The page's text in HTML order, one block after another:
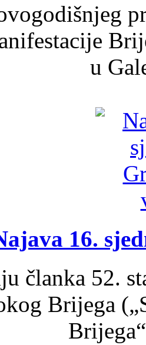
u
16.
članka 52.
Brijega